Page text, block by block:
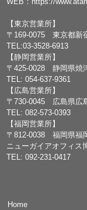
【東京営業所】
〒169-0075 東京都新
TEL:03-3528-6913
【静岡営業所】
〒425-0028 静岡県焼
TEL: 054-637-9361
【広島営業所】
〒730-0045 広島県広
TEL: 082-573-0393
【福岡営業所】
〒812-0038 福岡県福
ニューガイアオフィス
TEL: 092-231-0417
Home